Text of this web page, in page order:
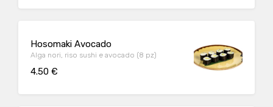
Hosomaki Avocado
Alga nori, riso sushi e avocado (8 pz)
4.50 €